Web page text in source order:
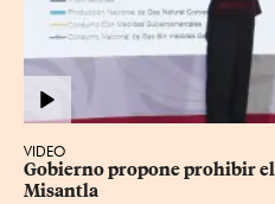
VIDEO
Gobierno propone prohibir
Misantla